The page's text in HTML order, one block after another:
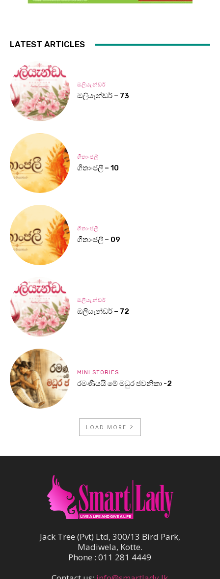
LATEST ARTICLES
ඔලියැන්ඩර්
ඔලියැන්ඩර් – 73
ගීතාංජලී
ගීතාංජලී – 10
ගීතාංජලී
ගීතාංජලී – 09
ඔලියැන්ඩර්
ඔලියැන්ඩර් – 72
MINI STORIES
රමණීයයි මේ මධුර ජවනිකා -2
LOAD MORE
Jack Tree (Pvt) Ltd, 300/13 Bird Park,
Madiwela, Kotte.
Phone : 011 281 4449